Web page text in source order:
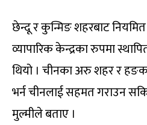
छेन्दू र कुन्मिङ शहरबाट
व्यापारिक केन्द्रका रुपमा
थियो । चीनका अरु शहर र
भर्न चीनलाई सहमत गराउन
मुल्मीले बताए ।